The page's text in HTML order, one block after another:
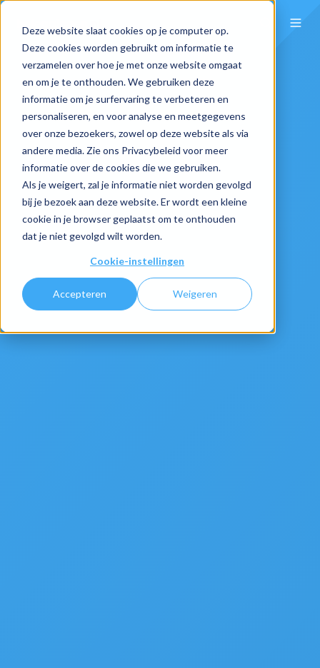
Deze website slaat cookies op je computer op.
Deze cookies worden gebruikt om informatie te
verzamelen over hoe je met onze website omgaat
en om je te onthouden. We gebruiken deze
informatie om je surfervaring te verbeteren en
personaliseren, en voor analyse en meetgegevens
over onze bezoekers, zowel op deze website als via
andere media. Zie ons Privacybeleid voor meer
informatie over de cookies die we gebruiken.
Als je weigert, zal je informatie niet worden gevolgd
bij je bezoek aan deze website. Er wordt een kleine
cookie in je browser geplaatst om te onthouden
dat je niet gevolgd wilt worden.
Cookie-instellingen
Accepteren Weigeren